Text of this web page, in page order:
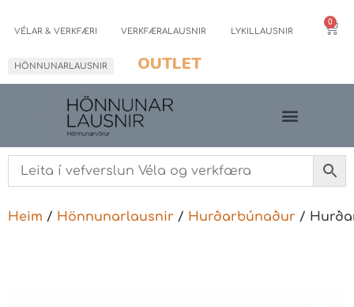
VÉLAR & VERKFÆRI VERKFÆRALAUSNIR LYKILLAUSNIR
HÖNNUNARLAUSNIR OUTLET
0
Heim / Hönnunarlausnir / Hurðarbúnaður /